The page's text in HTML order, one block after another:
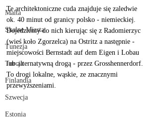
Malta
Skalne Miasta
Tunezja
Turcja
Finlandia
Szwecja
Estonia
Te architektoniczne cuda znajduje się zaledwie
ok. 40 minut od granicy polsko - niemieckiej.
Dojedziemy do nich kierując się z Radomierzyc
(wieś koło Zgorzelca) na Ostritz a następnie -
miejscowości Bernstadt auf dem Eigen i Lobau
lub alternatywną drogą - przez Grosshennerdorf.
To drogi lokalne, wąskie, ze znacznymi
przewyższeniami.